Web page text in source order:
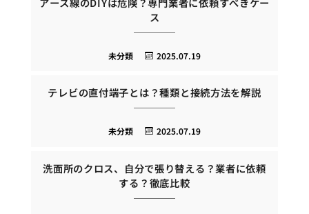
ス
2025.07.19
未分類
テレビの直付端子とは？種類と接続方法を解説
2025.07.19
未分類
洗面所のクロス、自分で張り替える？業者に依頼
する？徹底比較